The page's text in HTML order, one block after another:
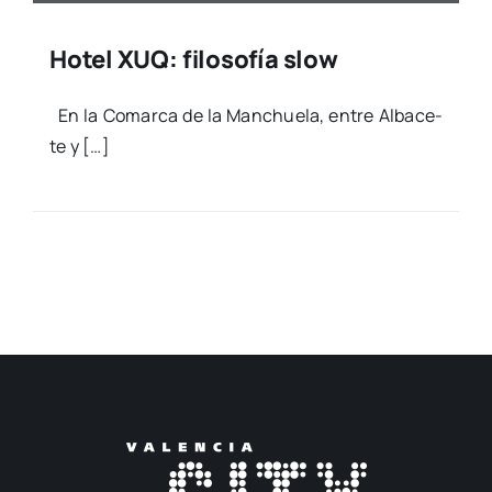
Hotel XUQ: filosofía slow
En la Comar­ca de la Man­chue­la, entre Alba­ce­
te y […]